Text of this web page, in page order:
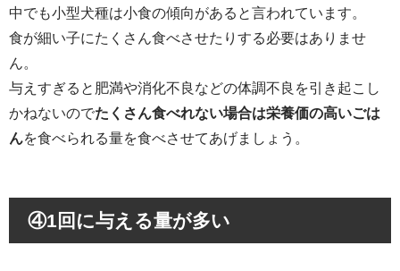
中でも小型犬種は小食の傾向があると言われています。
食が細い子にたくさん食べさせたりする必要はありませ
ん。
与えすぎると肥満や消化不良などの体調不良を引き起こし
かねないのでたくさん食べれない場合は栄養価の高いごは
んを食べられる量を食べさせてあげましょう。
④1回に与える量が多い